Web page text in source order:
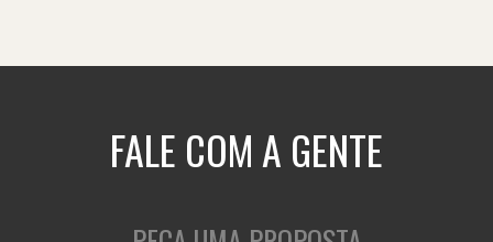
FALE COM A GENTE